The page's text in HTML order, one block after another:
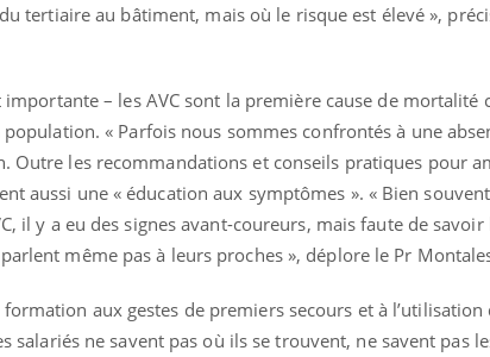
tertiaire au bâtiment, mais où le risque est élevé »,
– les AVC sont la première cause de mortalité
« Parfois nous sommes confrontés à une
Outre les recommandations et conseils pratiques pour
aussi une « éducation aux symptômes ». « Bien
il y a eu des signes avant-coureurs, mais faute de
même pas à leurs proches », déplore le Pr
aux gestes de premiers secours et à
salariés ne savent pas où ils se trouvent, ne savent pas